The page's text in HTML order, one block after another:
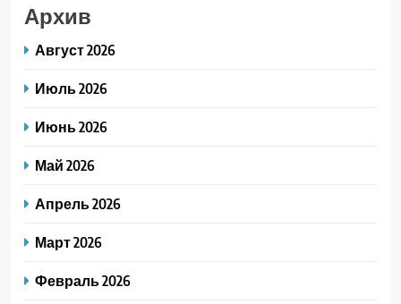
Архив
Август 2026
Июль 2026
Июнь 2026
Май 2026
Апрель 2026
Март 2026
Февраль 2026